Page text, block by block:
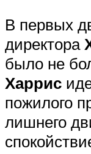
В первых
директора
было не
Харрис
пожилого
лишнего